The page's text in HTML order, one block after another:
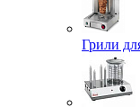
Грили